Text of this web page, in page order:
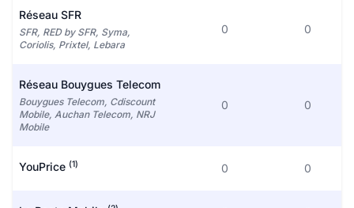
Réseau SFR
SFR, RED by SFR, Syma,
Coriolis, Prixtel, Lebara
0 0
Réseau Bouygues Telecom
Bouygues Telecom, Cdiscount
Mobile, Auchan Telecom, NRJ
Mobile
0 0
YouPrice (1) 0 0